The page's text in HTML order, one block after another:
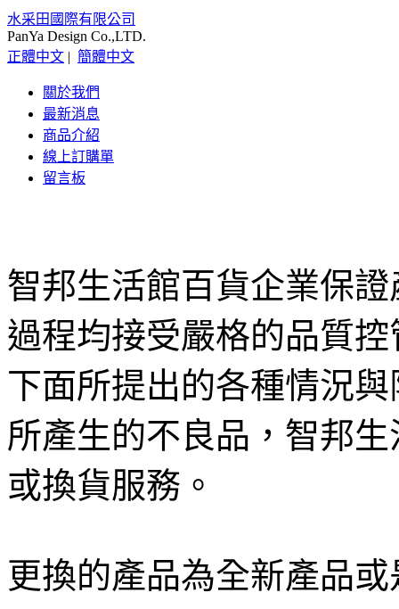
水采田國際有限公司
PanYa Design Co.,LTD.
正體中文 | 簡體中文
關於我們
最新消息
商品介紹
線上訂購單
留言板
智邦生活館百貨企業保
過程均接受嚴格的品質
下面所提出的各種情況
所產生的不良品，智邦
或換貨服務。
更換的產品為全新產品